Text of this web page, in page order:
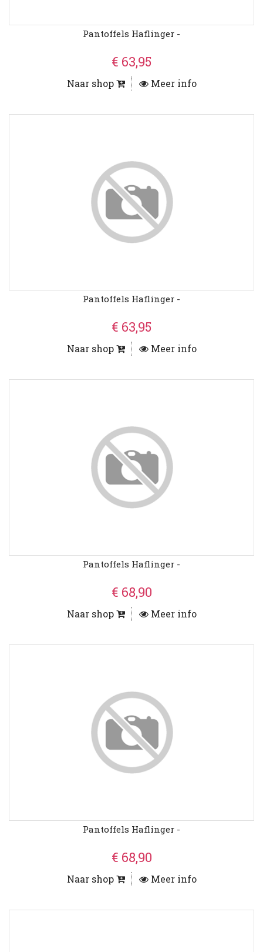
Pantoffels Haflinger -
€ 63,95
Naar shop Meer info
Pantoffels Haflinger -
€ 63,95
Naar shop Meer info
Pantoffels Haflinger -
€ 68,90
Naar shop Meer info
Pantoffels Haflinger -
€ 68,90
Naar shop Meer info